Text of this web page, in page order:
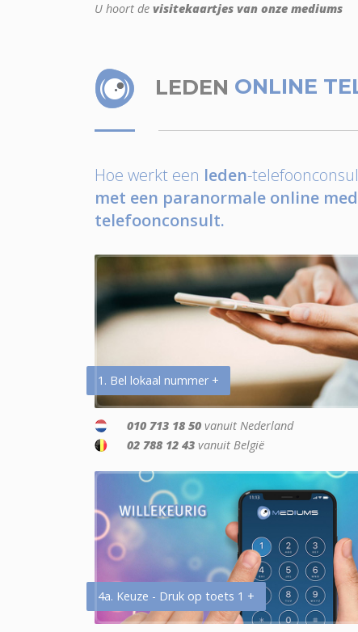
U hoort de visitekaartjes van onze mediums
LEDEN ONLINE
Hoe werkt een leden-
met een paranormale online
telefoonconsult.
1. Bel lokaal nummer +
010 713 18 50 vanuit Nederland
02 788 12 43 vanuit België
4a. Keuze - Druk op toets 1 +